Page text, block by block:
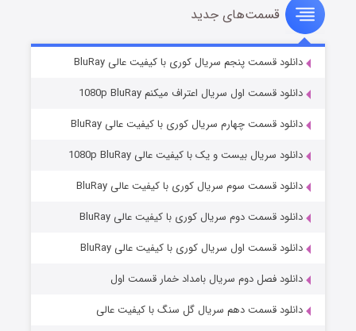
سریال زشت
قسمت۵ (زیرنویس) منتشر شد
وستی ها
قسمت۱ (زیرنویس) منتشر شد
قسمت‌های جدید
دانلود قسمت پنجم سریال کوری با کیفیت عالی BluRay
دانلود قسمت اول سریال اعتراف میکنم 1080p BluRay
دانلود قسمت چهارم سریال کوری با کیفیت عالی BluRay
دانلود سریال بیست و یک با کیفیت عالی 1080p BluRay
دانلود قسمت سوم سریال کوری با کیفیت عالی BluRay
دانلود قسمت دوم سریال کوری با کیفیت عالی BluRay
دانلود قسمت اول سریال کوری با کیفیت عالی BluRay
دانلود فصل دوم سریال بامداد خمار قسمت اول
دانلود قسمت دهم سریال گل سنگ با کیفیت عالی